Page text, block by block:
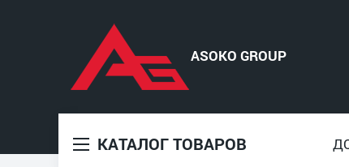
КАТАЛОГ ТОВАРОВ